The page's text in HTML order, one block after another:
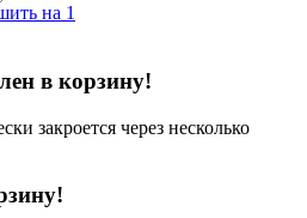
в корзину!
закроется через несколько